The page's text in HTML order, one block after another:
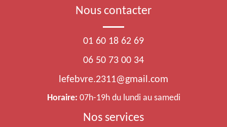
Nous contacter
01 60 18 62 69
06 50 73 00 34
lefebvre.2311@gmail.com
Horaire: 07h-19h du lundi au samedi
Nos services